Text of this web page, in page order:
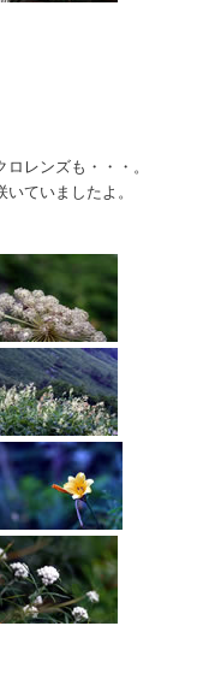
レンズも・・・。
ていましたよ。